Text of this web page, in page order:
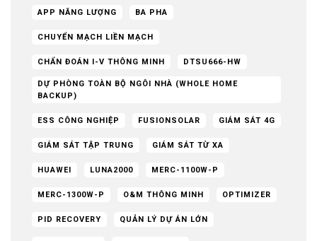
APP NĂNG LƯỢNG BA PHA
CHUYỂN MẠCH LIỀN MẠCH
CHẨN ĐOÁN I-V THÔNG MINH DTSU666-HW
DỰ PHÒNG TOÀN BỘ NGÔI NHÀ (WHOLE HOME
BACKUP)
ESS CÔNG NGHIỆP FUSIONSOLAR GIÁM SÁT 4G
GIÁM SÁT TẬP TRUNG GIÁM SÁT TỪ XA
HUAWEI LUNA2000 MERC-1100W-P
MERC-1300W-P O&M THÔNG MINH OPTIMIZER
PID RECOVERY QUẢN LÝ DỰ ÁN LỚN